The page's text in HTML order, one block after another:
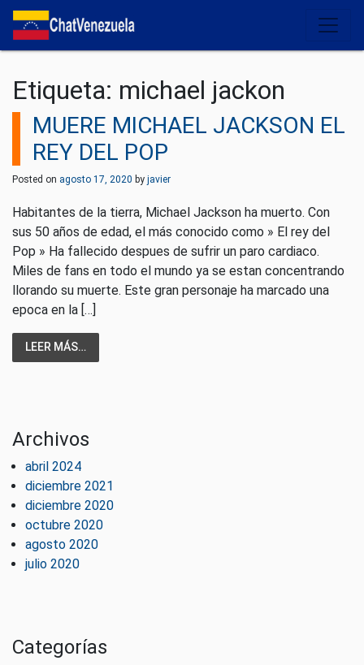
Salir del contenido
Etiqueta: michael jackon
MUERE MICHAEL JACKSON EL
REY DEL POP
Posted on agosto 17, 2020 by javier
Habitantes de la tierra, Michael Jackson ha muerto. Con
sus 50 años de edad, el más conocido como » El rey del
Pop » Ha fallecido despues de sufrir un paro cardiaco.
Miles de fans en todo el mundo ya se estan concentrando
llorando su muerte. Este gran personaje ha marcado una
epoca en la […]
LEER MÁS…
Archivos
abril 2024
diciembre 2021
diciembre 2020
octubre 2020
agosto 2020
julio 2020
Categorías